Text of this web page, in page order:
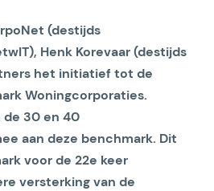
(destijds
Henk Korevaar (destijds
het initiatief tot de
Woningcorporaties.
de 30 en 40
aan deze benchmark. Dit
voor de 22e keer
versterking van de